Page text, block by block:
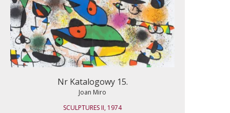
Nr Katalogowy 15.
Joan Miro
SCULPTURES II, 1974